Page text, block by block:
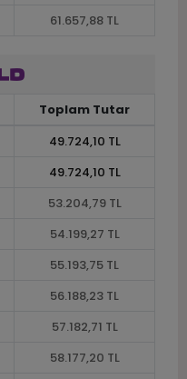
61.657,88 TL
Toplam Tutar
49.724,10 TL
49.724,10 TL
53.204,79 TL
54.199,27 TL
55.193,75 TL
56.188,23 TL
57.182,71 TL
58.177,20 TL